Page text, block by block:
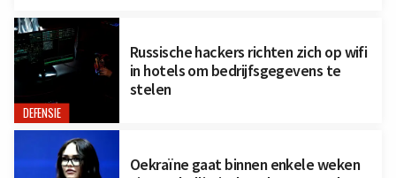
DEFENSIE
Russische hackers richten zich op wifi
in hotels om bedrijfsgegevens te
stelen
Oekraïne gaat binnen enkele weken